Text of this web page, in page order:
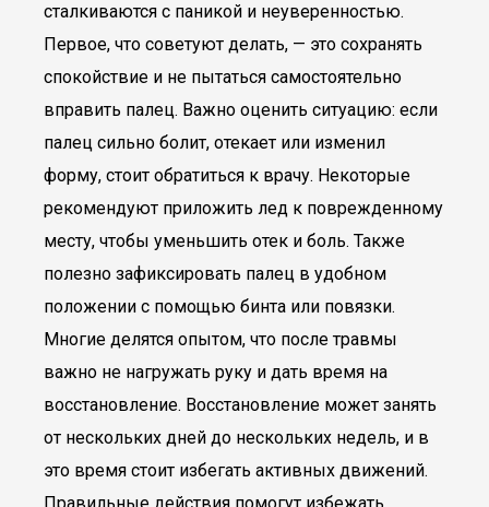
сталкиваются с паникой и неуверенностью.
Первое, что советуют делать, — это сохранять
спокойствие и не пытаться самостоятельно
вправить палец. Важно оценить ситуацию: если
палец сильно болит, отекает или изменил
форму, стоит обратиться к врачу. Некоторые
рекомендуют приложить лед к поврежденному
месту, чтобы уменьшить отек и боль. Также
полезно зафиксировать палец в удобном
положении с помощью бинта или повязки.
Многие делятся опытом, что после травмы
важно не нагружать руку и дать время на
восстановление. Восстановление может занять
от нескольких дней до нескольких недель, и в
это время стоит избегать активных движений.